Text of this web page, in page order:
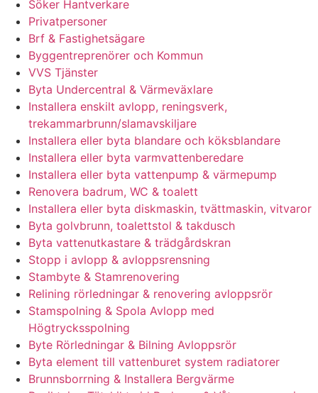
Söker Hantverkare
Privatpersoner
Brf & Fastighetsägare
Byggentreprenörer och Kommun
VVS Tjänster
Byta Undercentral & Värmeväxlare
Installera enskilt avlopp, reningsverk,
trekammarbrunn/slamavskiljare
Installera eller byta blandare och köksblandare
Installera eller byta varmvattenberedare
Installera eller byta vattenpump & värmepump
Renovera badrum, WC & toalett
Installera eller byta diskmaskin, tvättmaskin, vitvaror
Byta golvbrunn, toalettstol & takdusch
Byta vattenutkastare & trädgårdskran
Stopp i avlopp & avloppsrensning
Stambyte & Stamrenovering
Relining rörledningar & renovering avloppsrör
Stamspolning & Spola Avlopp med
Högtrycksspolning
Byte Rörledningar & Bilning Avloppsrör
Byta element till vattenburet system radiatorer
Brunnsborrning & Installera Bergvärme